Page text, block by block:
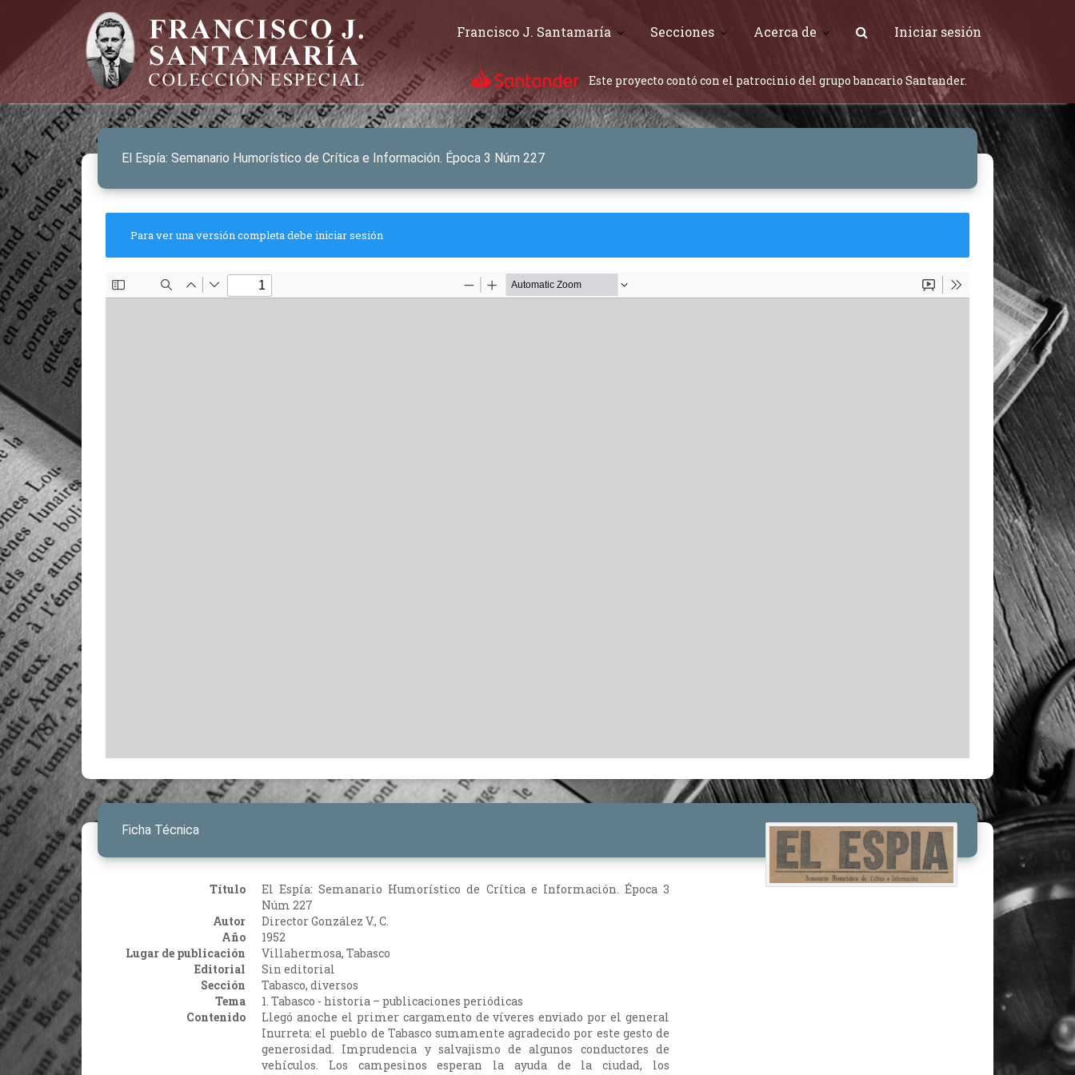
Francisco J. Santamaría Secciones Acerca de Iniciar sesión
Este proyecto contó con el patrocinio del grupo bancario Santander.
El Espía: Semanario Humorístico de Crítica e Información. Época 3 Núm 227
Para ver una versión completa debe iniciar sesión
Ficha Técnica
Título
El Espía: Semanario Humorístico de Crítica e Información. Época 3
Núm 227
Autor
Director González V., C.
Año
1952
Lugar de publicación
Villahermosa, Tabasco
Editorial
Sin editorial
Sección
Tabasco, diversos
Tema
1. Tabasco - historia – publicaciones periódicas
Contenido
Llegó anoche el primer cargamento de víveres enviado por el general
Inurreta: el pueblo de Tabasco sumamente agradecido por este gesto de
generosidad. Imprudencia y salvajismo de algunos conductores de
vehículos. Los campesinos esperan la ayuda de la ciudad, los